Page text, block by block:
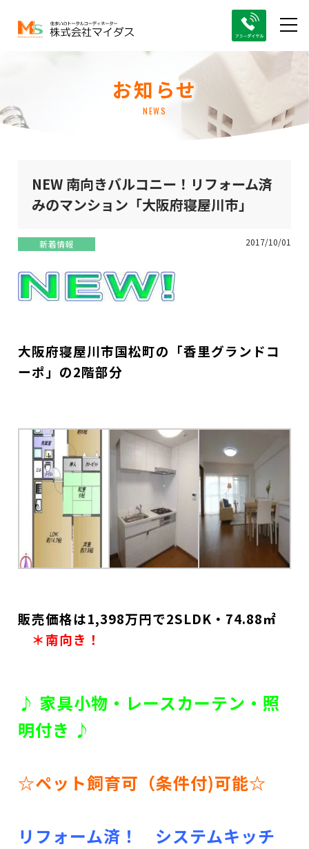
お知らせ
NEWS
NEW 南向きバルコニー！リフォーム済
みのマンション「大阪府寝屋川市」
新着情報 2017/10/01
大阪府寝屋川市国松町の「香里グランドコ
ーポ」の2階部分
販売価格は1,398万円で2SLDK・74.88㎡
＊南向き！
♪ 家具小物・レースカーテン・照
明付き ♪
☆ペット飼育可（条件付)可能☆
リフォーム済！ システムキッチ